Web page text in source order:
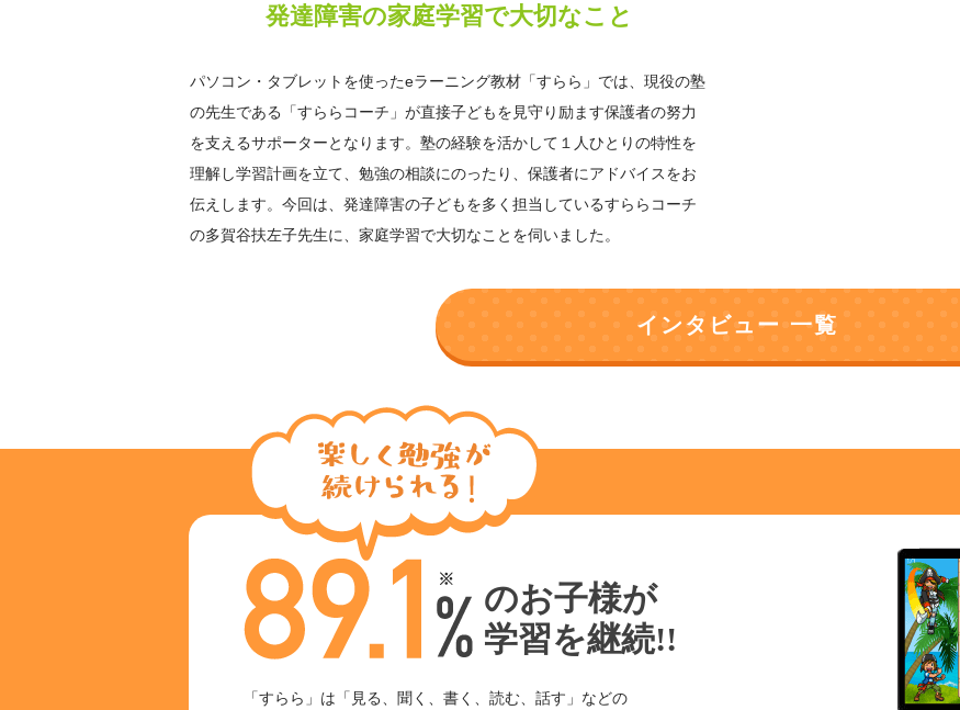
発達障害の家庭学習で大切なこと
パソコン・タブレットを使ったeラーニング教材「すらら」では、現役の塾
の先生である「すららコーチ」が直接子どもを見守り励ます保護者の努力
を支えるサポーターとなります。塾の経験を活かして１人ひとりの特性を
理解し学習計画を立て、勉強の相談にのったり、保護者にアドバイスをお
伝えします。今回は、発達障害の子どもを多く担当しているすららコーチ
の多賀谷扶左子先生に、家庭学習で大切なことを伺いました。
インタビュー 一覧
のお子様が
学習を継続!!
「すらら」は「見る、聞く、書く、読む、話す」などの